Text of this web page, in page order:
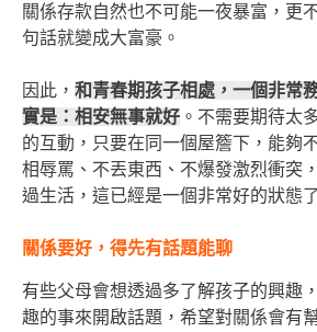
關係存款自然也不可能一夜暴富，更
句話就變成大富豪。
因此， 和青春期孩子相處，一個非常
實是：相安無事就好 。不需要期待太
的互動，只要在同一個屋簷下，能夠
相辱罵、不丟東西、不爆發激烈衝突
過生活，這已經是一個非常好的狀態
關係要好，得先有話題能聊
有些父母會想透過多了解孩子的興趣
趣的事來開啟話題，希望對關係會有